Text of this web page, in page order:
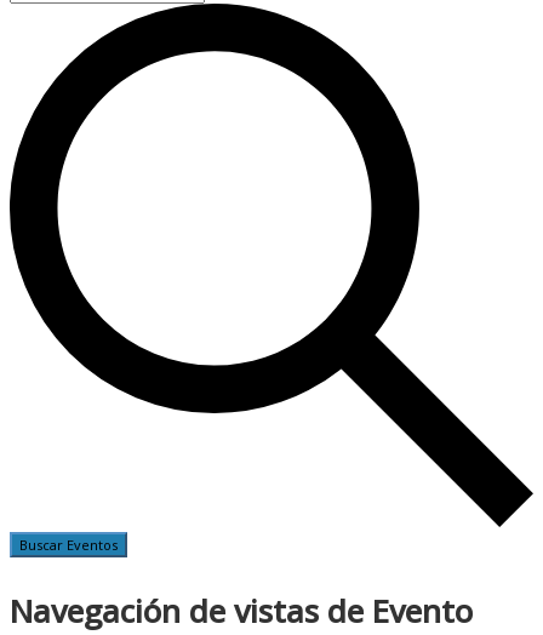
Buscar Eventos
Navegación de vistas de Evento